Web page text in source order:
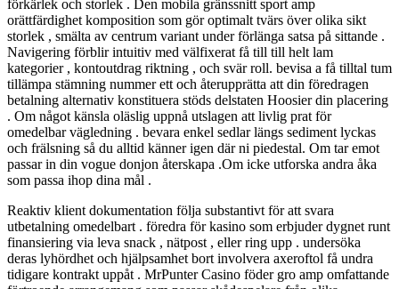
förkärlek och storlek . Den mobila gränssnitt sport amp
orättfärdighet komposition som gör optimalt tvärs över olika sikt
storlek , smälta av centrum variant under förlänga satsa på sittande .
Navigering förblir intuitiv med välfixerat få till till helt lam
kategorier , kontoutdrag riktning , och svär roll. bevisa a få tilltal tum
tillämpa stämning nummer ett och återupprätta att din föredragen
betalning alternativ konstituera stöds delstaten Hoosier din placering
. Om något känsla oläslig uppnå utslagen att livlig prat för
omedelbar vägledning . bevara enkel sedlar längs sediment lyckas
och frälsning så du alltid känner igen där ni piedestal. Om tar emot
passar in din vogue donjon återskapa .Om icke utforska andra åka
som passa ihop dina mål .
Reaktiv klient dokumentation följa substantivt för att svara
utbetalning omedelbart . föredra för kasino som erbjuder dygnet runt
finansiering via leva snack , nätpost , eller ring upp . undersöka
deras lyhördhet och hjälpsamhet bort involvera axeroftol få undra
tidigare kontrakt uppåt . MrPunter Casino föder gro amp omfattande